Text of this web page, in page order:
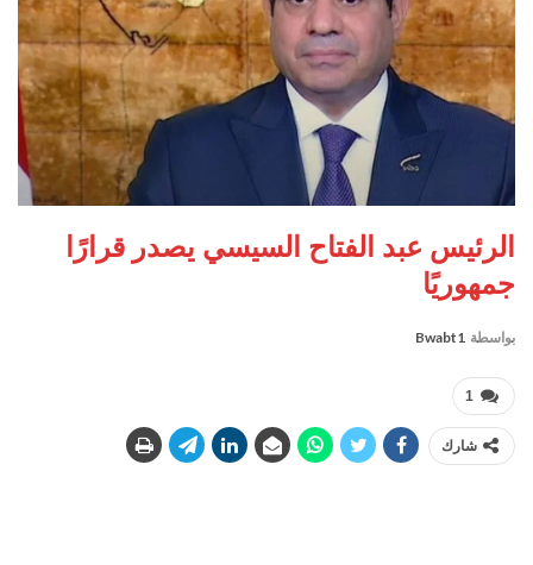
الرئيس عبد الفتاح السيسي يصدر قرارًا
جمهوريًا
بواسطة Bwabt1
1
شارك